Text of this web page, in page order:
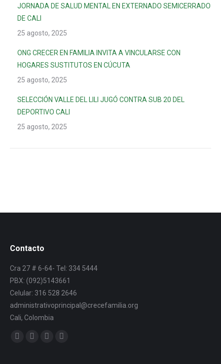
JORNADA DE SALUD MENTAL EN EXTERNADO SEMICERRADO
DE CALI
25 agosto, 2025
ONG CRECER EN FAMILIA INVITA A VINCULARSE CON
HOGARES SUSTITUTOS EN CÚCUTA
25 agosto, 2025
SELECCIÓN VALLE DEL LILI JUGÓ CONTRA SUB 20 DEL
DEPORTIVO CALI
25 agosto, 2025
Contacto
Cra 27 # 6-64- Tel: 334 5444
PBX: (092)5143661
Celular: 316 528 2646
administrativoprincipal@crecefamilia.org
Cali, Colombia
Find us on: